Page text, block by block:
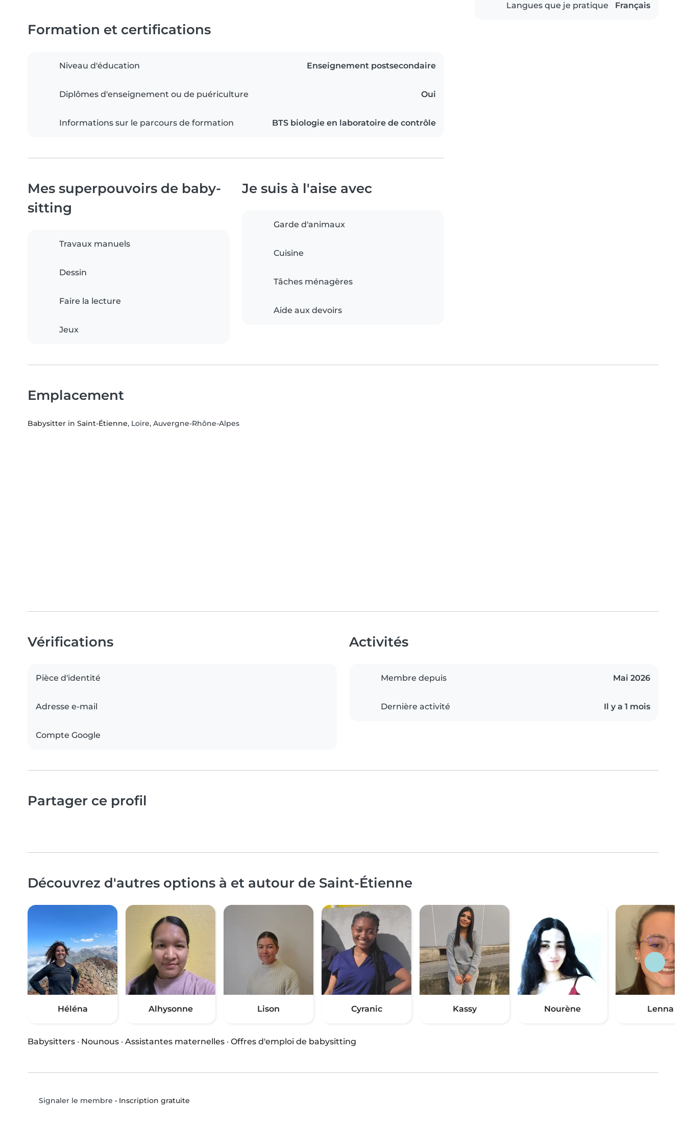
Langues que je pratique Français
Formation et certifications
Niveau d'éducation Enseignement postsecondaire
Diplômes d'enseignement ou de puériculture Oui
Informations sur le parcours de formation BTS biologie en laboratoire de contrôle
Mes superpouvoirs de baby-
sitting
Travaux manuels
Dessin
Faire la lecture
Jeux
Je suis à l'aise avec
Garde d'animaux
Cuisine
Tâches ménagères
Aide aux devoirs
Emplacement
Babysitter in Saint-Étienne, Loire, Auvergne-Rhône-Alpes
Vérifications
Pièce d'identité
Adresse e-mail
Compte Google
Activités
Membre depuis Mai 2026
Dernière activité Il y a 1 mois
Partager ce profil
Découvrez d'autres options à et autour de Saint-Étienne
Héléna Alhysonne Lison Cyranic Kassy Nourène Lenna
Babysitters · Nounous · Assistantes maternelles · Offres d'emploi de babysitting
Signaler le membre • Inscription gratuite